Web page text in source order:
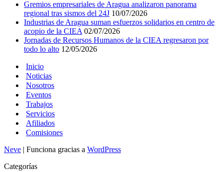
Gremios empresariales de Aragua analizaron panorama
regional tras sismos del 24J 10/07/2026
Industrias de Aragua suman esfuerzos solidarios en centro de
acopio de la CIEA 02/07/2026
Jornadas de Recursos Humanos de la CIEA regresaron por
todo lo alto 12/05/2026
Inicio
Noticias
Nosotros
Eventos
Trabajos
Servicios
Afiliados
Comisiones
Neve | Funciona gracias a WordPress
Categorías